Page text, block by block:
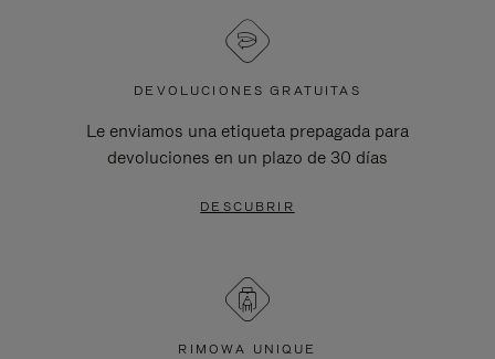
DEVOLUCIONES GRATUITAS
Le enviamos una etiqueta prepagada para
devoluciones en un plazo de 30 días
DESCUBRIR
RIMOWA UNIQUE